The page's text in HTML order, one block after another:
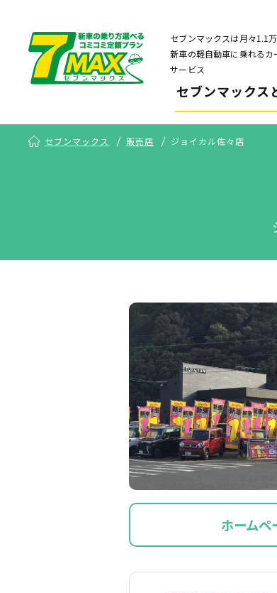
セブンマックスは月々1.1
新車の軽自動車に乗れるカ
サービス
セブンマックス
セブンマックス 販売店 ジョイカル佐々店
ホームペ